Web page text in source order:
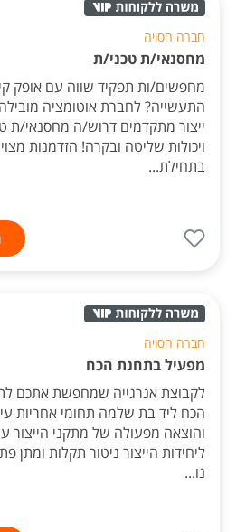
חברה חסויה
מחסנאי/ת טכני/ת
מחפשים/ות תפקיד שווה עם אופק
התעשייה? לחברת אוטומציה
ייצור מתקדמים דרוש/ה מחסנאי/ת
ויכולות שליטה ובקרה! הזדמנות
בתחילת...
חברה חסויה
מפעיל בתחנת הכח
לקבוצת אנרגייה שמחפשת אתכם
הכח ליד בת שלמה תחומי אחריות
והוצאה מפעולה של מתקני הייצור
ליחידות הייצור ניטור תקלות ומתן
נו...